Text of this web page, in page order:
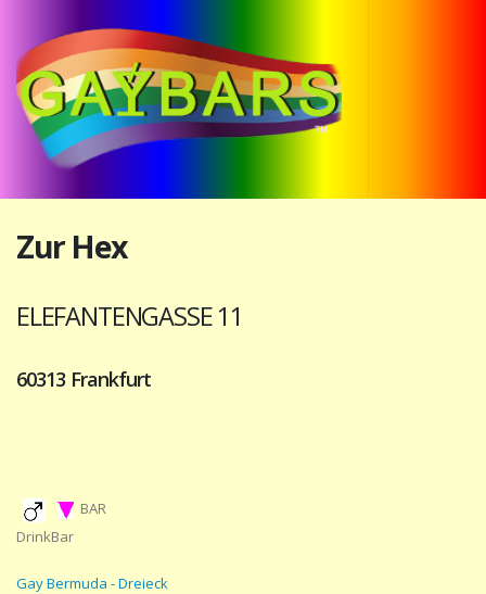
Zur Hex
ELEFANTENGASSE 11
60313 Frankfurt
BAR
DrinkBar
Gay Bermuda - Dreieck